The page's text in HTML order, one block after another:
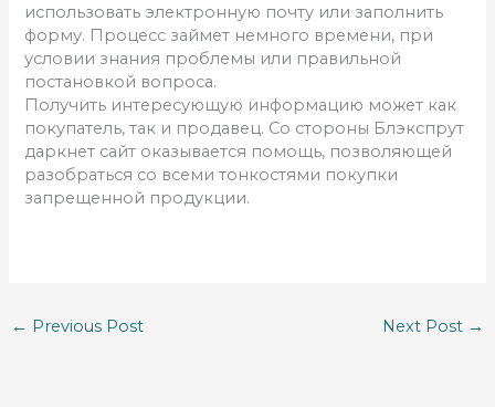
использовать электронную почту или заполнить
форму. Процесс займет немного времени, при
условии знания проблемы или правильной
постановкой вопроса.
Получить интересующую информацию может как
покупатель, так и продавец. Со стороны Блэкспрут
даркнет сайт оказывается помощь, позволяющей
разобраться со всеми тонкостями покупки
запрещенной продукции.
← Previous Post Next Post →